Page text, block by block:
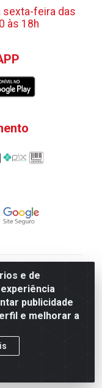
e de
publicidade
e melhorar a
sexta-feira das
às 18h
132 - Praça da
135 - CNPJ
preços e
aqui são
Preços e
prévio.